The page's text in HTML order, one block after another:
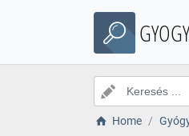
Home